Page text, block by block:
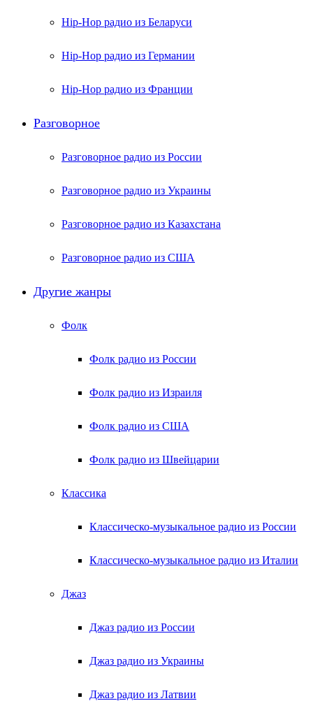
Hip-Hop радио из Беларуси
Hip-Hop радио из Германии
Hip-Hop радио из Франции
Разговорное
Разговорное радио из России
Разговорное радио из Украины
Разговорное радио из Казахстана
Разговорное радио из США
Другие жанры
Фолк
Фолк радио из России
Фолк радио из Израиля
Фолк радио из США
Фолк радио из Швейцарии
Классика
Классическо-музыкальное радио из России
Классическо-музыкальное радио из Италии
Джаз
Джаз радио из России
Джаз радио из Украины
Джаз радио из Латвии